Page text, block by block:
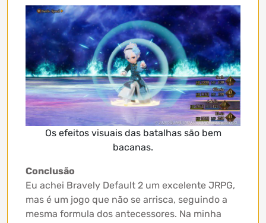
Os efeitos visuais das batalhas são bem
bacanas.
Conclusão
Eu achei Bravely Default 2 um excelente JRPG,
mas é um jogo que não se arrisca, seguindo a
mesma formula dos antecessores. Na minha